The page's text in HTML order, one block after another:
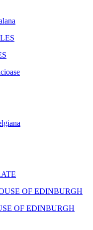
OF EDINBURGH